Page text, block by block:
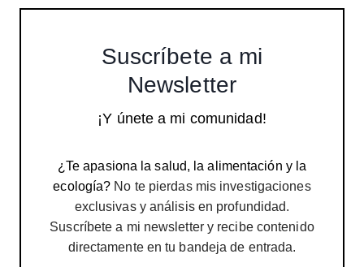
Suscríbete a mi
Newsletter
¡Y únete a mi comunidad!
¿Te apasiona la salud, la alimentación y la
ecología? No te pierdas mis investigaciones
exclusivas y análisis en profundidad.
Suscríbete a mi newsletter y recibe contenido
directamente en tu bandeja de entrada.